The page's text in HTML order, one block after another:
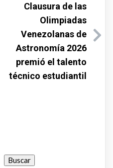
Clausura de las
Olimpiadas
Venezolanas de
Astronomía 2026
premió el talento
técnico estudiantil
Buscar